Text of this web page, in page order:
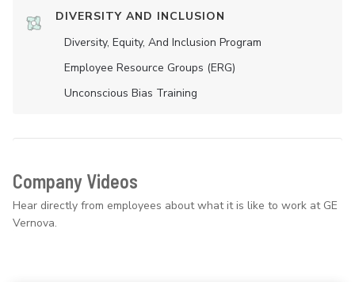
DIVERSITY AND INCLUSION
Diversity, Equity, And Inclusion Program
Employee Resource Groups (ERG)
Unconscious Bias Training
Company Videos
Hear directly from employees about what it is like to work at GE
Vernova.